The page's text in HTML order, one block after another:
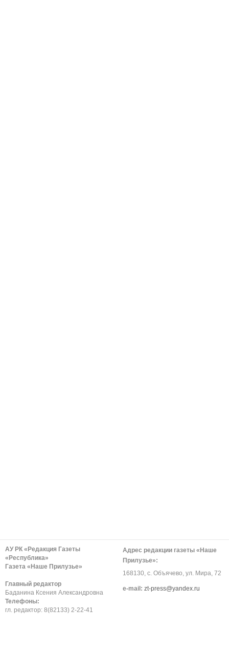
АУ РК «Редакция Газеты
«Республика»
Газета «Наше Прилузье»
Главный редактор
Баданина Ксения Александровна
Телефоны:
гл. редактор: 8(82133) 2-22-41
Адрес редакции газеты «Наше
Прилузье»:
168130, с. Объячево, ул. Мира, 72
е-mail: zt-press@yandex.ru